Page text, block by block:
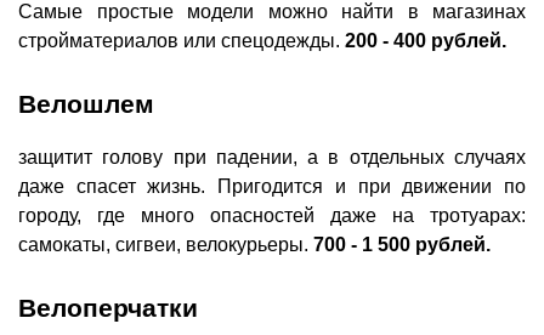
Самые простые модели можно найти в магазинах
стройматериалов или спецодежды. 200 - 400 рублей.
Велошлем
защитит голову при падении, а в отдельных случаях
даже спасет жизнь. Пригодится и при движении по
городу, где много опасностей даже на тротуарах:
самокаты, сигвеи, велокурьеры. 700 - 1 500 рублей.
Велоперчатки